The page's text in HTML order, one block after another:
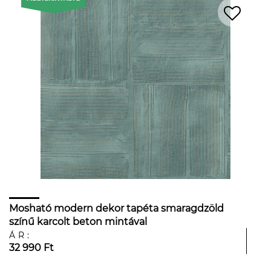
Mosható modern dekor tapéta smaragdzöld
színű karcolt beton mintával
ÁR:
32 990 Ft